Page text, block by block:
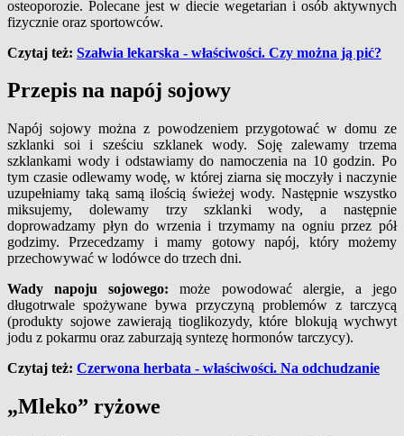
osteoporozie. Polecane jest w diecie wegetarian i osób aktywnych
fizycznie oraz sportowców.
Czytaj też: Szałwia lekarska - właściwości. Czy można ją pić?
Przepis na napój sojowy
Napój sojowy można z powodzeniem przygotować w domu ze
szklanki soi i sześciu szklanek wody. Soję zalewamy trzema
szklankami wody i odstawiamy do namoczenia na 10 godzin. Po
tym czasie odlewamy wodę, w której ziarna się moczyły i naczynie
uzupełniamy taką samą ilością świeżej wody. Następnie wszystko
miksujemy, dolewamy trzy szklanki wody, a następnie
doprowadzamy płyn do wrzenia i trzymamy na ogniu przez pół
godzimy. Przecedzamy i mamy gotowy napój, który możemy
przechowywać w lodówce do trzech dni.
Wady napoju sojowego: może powodować alergie, a jego
długotrwale spożywane bywa przyczyną problemów z tarczycą
(produkty sojowe zawierają tioglikozydy, które blokują wychwyt
jodu z pokarmu oraz zaburzają syntezę hormonów tarczycy).
Czytaj też: Czerwona herbata - właściwości. Na odchudzanie
„Mleko” ryżowe